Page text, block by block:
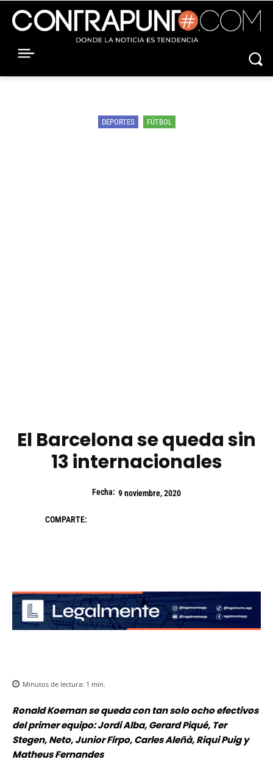
DEPORTES FÚTBOL
El Barcelona se queda sin
13 internacionales
Fecha: 9 noviembre, 2020
COMPARTE:
Minutos de lectura: 1 min.
Ronald Koeman se queda con tan solo ocho efectivos
del primer equipo: Jordi Alba, Gerard Piqué, Ter
Stegen, Neto, Junior Firpo, Carles Aleñà, Riqui Puig y
Matheus Fernandes